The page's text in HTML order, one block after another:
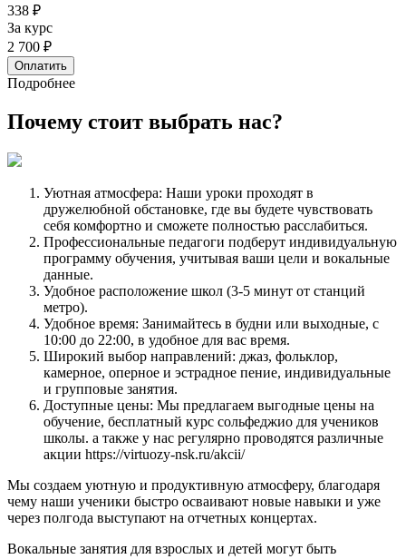
338 ₽
За курс
2 700 ₽
Оплатить
Подробнее
Почему стоит выбрать нас?
Уютная атмосфера: Наши уроки проходят в
дружелюбной обстановке, где вы будете чувствовать
себя комфортно и сможете полностью расслабиться.
Профессиональные педагоги подберут индивидуальную
программу обучения, учитывая ваши цели и вокальные
данные.
Удобное расположение школ (3-5 минут от станций
метро).
Удобное время: Занимайтесь в будни или выходные, с
10:00 до 22:00, в удобное для вас время.
Широкий выбор направлений: джаз, фольклор,
камерное, оперное и эстрадное пение, индивидуальные
и групповые занятия.
Доступные цены: Мы предлагаем выгодные цены на
обучение, бесплатный курс сольфеджио для учеников
школы. а также у нас регулярно проводятся различные
акции https://virtuozy-nsk.ru/akcii/
Мы создаем уютную и продуктивную атмосферу, благодаря
чему наши ученики быстро осваивают новые навыки и уже
через полгода выступают на отчетных концертах.
Вокальные занятия для взрослых и детей могут быть